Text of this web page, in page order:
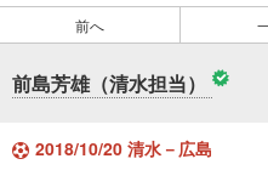
前へ
前島芳雄（清水担当）
2018/10/20 清水－広島